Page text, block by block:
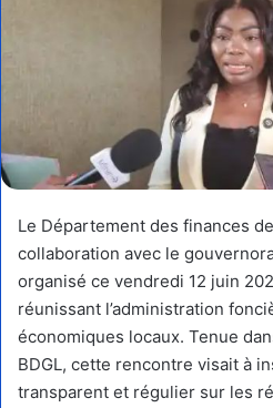
Le Département des finances
collaboration avec le
organisé ce vendredi 12 juin
réunissant l’administration
économiques locaux. Tenue
BDGL, cette rencontre visait à
transparent et régulier sur les